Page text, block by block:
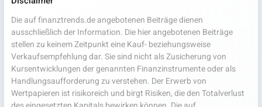
Die auf finanztrends.de angebotenen Beiträge dienen
ausschließlich der Information. Die hier angebotenen Beiträge
stellen zu keinem Zeitpunkt eine Kauf- beziehungsweise
Verkaufsempfehlung dar. Sie sind nicht als Zusicherung von
Kursentwicklungen der genannten Finanzinstrumente oder als
Handlungsaufforderung zu verstehen. Der Erwerb von
Wertpapieren ist risikoreich und birgt Risiken, die den Totalverlust